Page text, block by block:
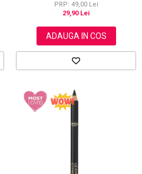
PRP: 49,00 Lei
29,90 Lei
ADAUGA IN COS